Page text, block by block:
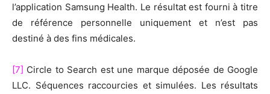
l’application Samsung Health. Le résultat est fourni à titre
de référence personnelle uniquement et n’est pas
destiné à des fins médicales.
[7] Circle to Search est une marque déposée de Google
LLC. Séquences raccourcies et simulées. Les résultats